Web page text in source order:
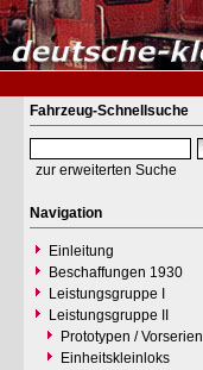
Fahrzeug-Schnellsuche
zur erweiterten Suche
Navigation
Einleitung
Beschaffungen 1930
Leistungsgruppe I
Leistungsgruppe II
Prototypen / Vorserien
Einheitskleinloks